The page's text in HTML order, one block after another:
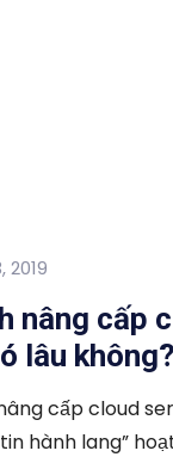
2019
nâng cấp
lâu
cấp cloud
hành lang”